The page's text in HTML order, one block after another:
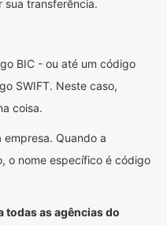
sua transferência.
BIC - ou até um código
SWIFT. Neste caso,
coisa.
Quando a
o nome específico é código
todas as agências do